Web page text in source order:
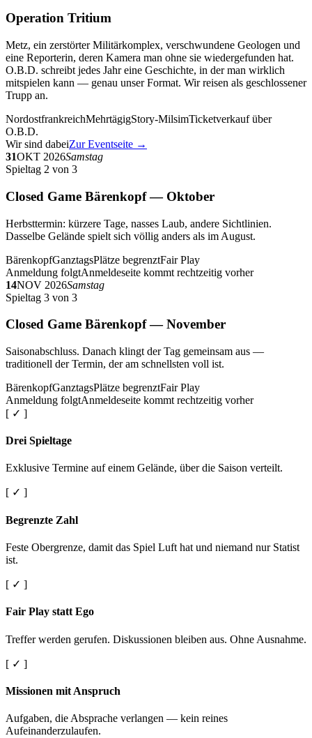
Operation Tritium
Metz, ein zerstörter Militärkomplex, verschwundene Geologen und
eine Reporterin, deren Kamera man ohne sie wiedergefunden hat.
O.B.D. schreibt jedes Jahr eine Geschichte, in der man wirklich
mitspielen kann — genau unser Format. Wir reisen als geschlossener
Trupp an.
NordostfrankreichMehrtägigStory-MilsimTicketverkauf über
O.B.D.
Wir sind dabeiZur Eventseite →
31OKT 2026Samstag
Spieltag 2 von 3
Closed Game Bärenkopf — Oktober
Herbsttermin: kürzere Tage, nasses Laub, andere Sichtlinien.
Dasselbe Gelände spielt sich völlig anders als im August.
BärenkopfGanztagsPlätze begrenztFair Play
Anmeldung folgtAnmeldeseite kommt rechtzeitig vorher
14NOV 2026Samstag
Spieltag 3 von 3
Closed Game Bärenkopf — November
Saisonabschluss. Danach klingt der Tag gemeinsam aus —
traditionell der Termin, der am schnellsten voll ist.
BärenkopfGanztagsPlätze begrenztFair Play
Anmeldung folgtAnmeldeseite kommt rechtzeitig vorher
[ ✓ ]
Drei Spieltage
Exklusive Termine auf einem Gelände, über die Saison verteilt.
[ ✓ ]
Begrenzte Zahl
Feste Obergrenze, damit das Spiel Luft hat und niemand nur Statist
ist.
[ ✓ ]
Fair Play statt Ego
Treffer werden gerufen. Diskussionen bleiben aus. Ohne Ausnahme.
[ ✓ ]
Missionen mit Anspruch
Aufgaben, die Absprache verlangen — kein reines
Aufeinanderzulaufen.